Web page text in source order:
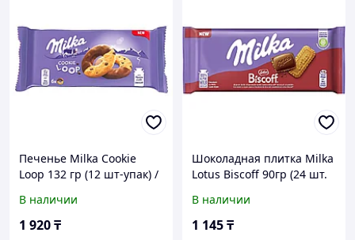
Печенье Milka Cookie
Loop 132 гр (12 шт-упак) /
В наличии
1 920₸
Шоколадная плитка Milka
Lotus Biscoff 90гр (24 шт.
В наличии
1 145₸